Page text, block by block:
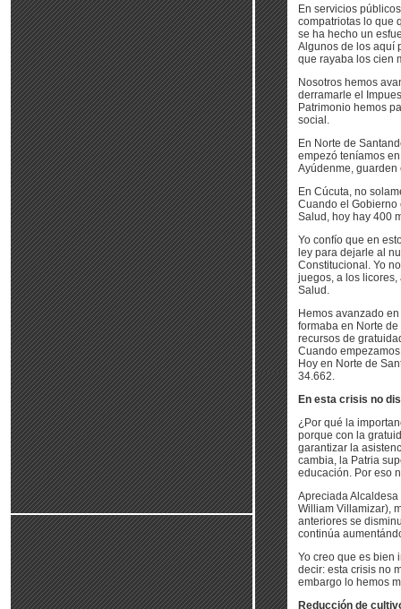
En servicios
compatriotas lo que
se ha hecho un
Algunos de los aquí
que rayaba los cien
Nosotros hemos
derramarle el
Patrimonio hemos
social.
En Norte de
empezó teníamos
Ayúdenme, guarden
En Cúcuta, no
Cuando el Gobierno
Salud, hoy hay 400
Yo confío que en
ley para dejarle al
Constitucional. Yo
juegos, a los
Salud.
Hemos avanzado
formaba en Norte
recursos de
Cuando
Hoy en Norte de
34.662.
En esta crisis no
¿Por qué la
porque con la
garantizar la
cambia, la Patria
educación. Por eso
Apreciada
William Villamizar),
anteriores se
continúa
Yo creo que es bien
decir: esta crisis no
embargo lo hemos
Reducción de